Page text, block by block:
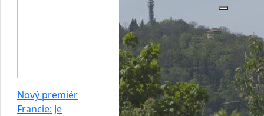
Nový premiér
Francie: Je